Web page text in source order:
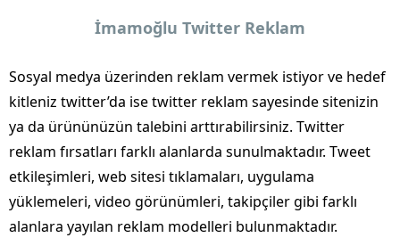
İmamoğlu Twitter Reklam
Sosyal medya üzerinden reklam vermek istiyor ve hedef
kitleniz twitter’da ise twitter reklam sayesinde sitenizin
ya da ürününüzün talebini arttırabilirsiniz. Twitter
reklam fırsatları farklı alanlarda sunulmaktadır. Tweet
etkileşimleri, web sitesi tıklamaları, uygulama
yüklemeleri, video görünümleri, takipçiler gibi farklı
alanlara yayılan reklam modelleri bulunmaktadır.